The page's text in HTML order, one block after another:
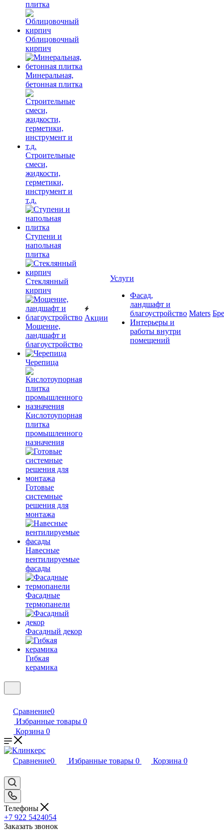
плитка
Облицовочный
кирпич
Минеральная,
бетонная плитка
Строительные
смеси,
жидкости,
герметики,
инструмент и
т.д.
Ступени и
напольная
плитка
Cтеклянный
кирпич
Мощение,
ландшафт и
благоустройство
Черепица
Кислотоупорная
плитка
промышленного
назначения
Готовые
системные
решения для
монтажа
Навесные
вентилируемые
фасады
Фасадные
термопанели
Фасадный декор
Гибкая
керамика
Акции
Услуги
Фасад,
ландшафт и
благоустройство
Интерьеры и
работы внутри
помещений
Maters
Сравнение0
Избранные товары 0
Корзина 0
Сравнение0 Избранные товары 0 Корзина 0
Телефоны
+7 922 5424054
Заказать звонок